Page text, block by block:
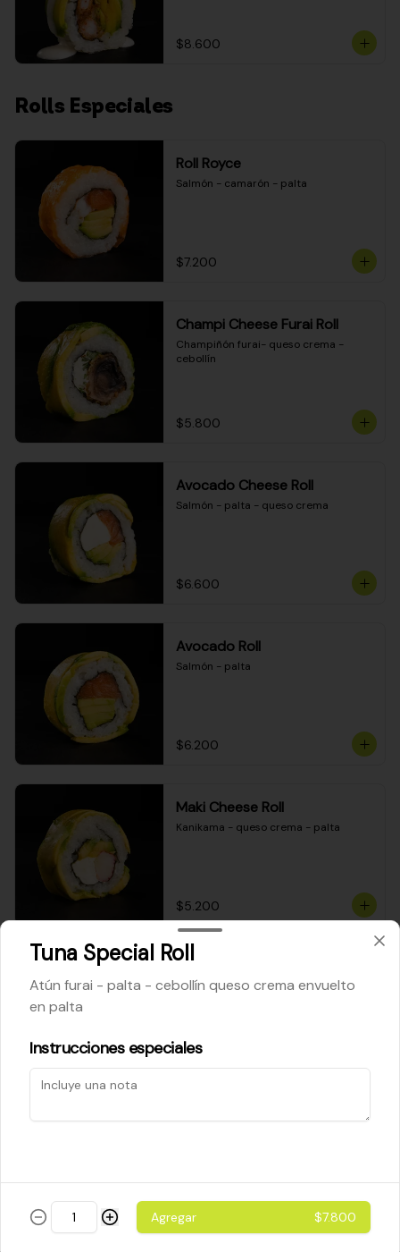
$8.600
Rolls Especiales
Roll Royce
Salmón - camarón - palta
$7.200
Champi Cheese Furai Roll
Champiñón furai- queso crema -
cebollín
$5.800
Avocado Cheese Roll
Salmón - palta - queso crema
$6.600
Avocado Roll
Salmón - palta
$6.200
Maki Cheese Roll
Kanikama - queso crema - palta
$5.200
Queso crema - palta - cebollín
$5.200
$5.800
Tuna Special Roll
Atún furai - palta - cebollín queso crema envuelto
en palta
Instrucciones especiales
Agregar $7.800